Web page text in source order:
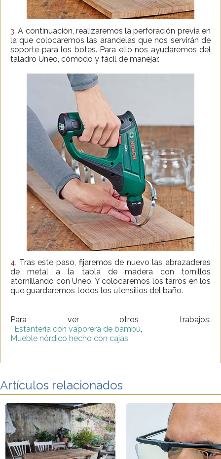
3. A continuación, realizaremos la perforación previa en
la que colocaremos las arandelas que nos servirán de
soporte para los botes. Para ello nos ayudaremos del
taladro Uneo, cómodo y fácil de manejar.
4. Tras este paso, fijaremos de nuevo las abrazaderas
de metal a la tabla de madera con tornillos
atornillando con Uneo. Y colocaremos los tarros en los
que guardaremos todos los utensilios del baño.
Para ver otros trabajos:
Estantería con vaporera de bambú,
Mueble nórdico hecho con cajas
Artículos relacionados